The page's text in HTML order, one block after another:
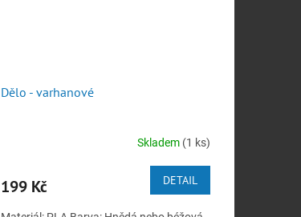
Dělo - varhanové
Skladem (1 ks)
199 Kč DETAIL